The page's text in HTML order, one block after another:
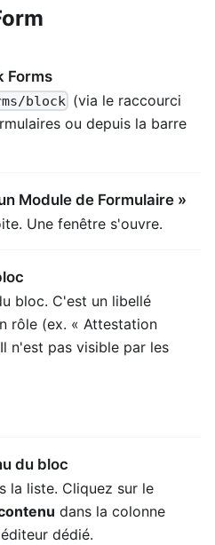
Forms
block (via le raccourci
ou depuis la barre
Module de Formulaire »
Une fenêtre s'ouvre.
bloc. C'est un libellé
rôle (ex. « Attestation
n'est pas visible par les
du bloc
la liste. Cliquez sur le
dans la colonne
dédié.